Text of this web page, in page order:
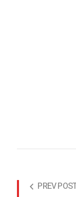
PREV